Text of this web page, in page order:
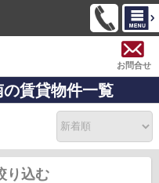
お問合せ
賃貸物件一覧
り込む